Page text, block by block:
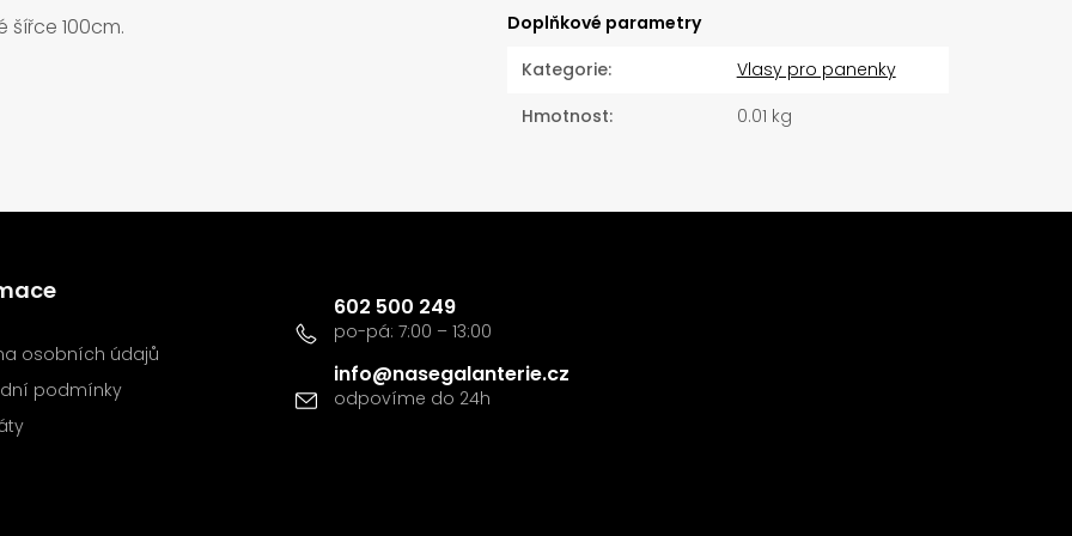
šířce 100cm.
Doplňkové parametry
Kategorie:
Vlasy pro panenky
Hmotnost: 0.01 kg
osobních údajů
podmínky
info@nasegalanterie.cz
602 500 249